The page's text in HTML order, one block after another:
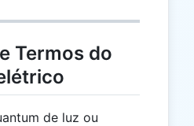
Termos do
de luz ou